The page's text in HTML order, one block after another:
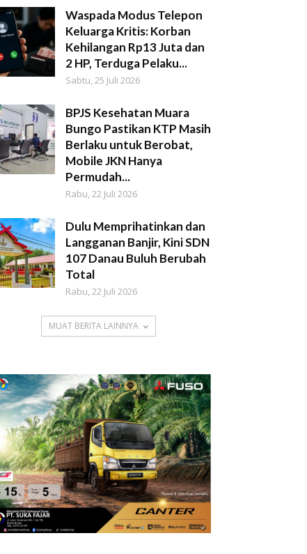
Waspada Modus Telepon
Keluarga Kritis: Korban
Kehilangan Rp13 Juta dan
2 HP, Terduga Pelaku...
Sabtu, 25 Juli 2026
BPJS Kesehatan Muara
Bungo Pastikan KTP Masih
Berlaku untuk Berobat,
Mobile JKN Hanya
Permudah...
Rabu, 22 Juli 2026
Dulu Memprihatinkan dan
Langganan Banjir, Kini SDN
107 Danau Buluh Berubah
Total
Rabu, 22 Juli 2026
MUAT BERITA LAINNYA